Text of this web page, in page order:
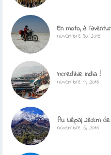
En moto, à
novembre 30, 2016
Incredible India !
novembre 19, 2016
Au Népal, 280km
novembre 5, 2016